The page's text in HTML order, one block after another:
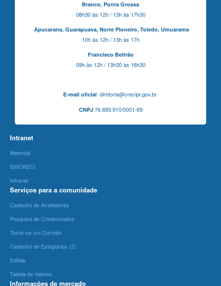
Branco, Ponta Grossa
08h30 às 12h / 13h às 17h30
Apucarana, Guarapuava, Norte Pioneiro, Toledo, Umuarama
10h às 12h / 13h às 17h
Francisco Beltrão
09h às 12h / 13h30 às 16h30
E-mail oficialdiretoria@crecipr.gov.br
CNPJ76.693.910/0001-69
Intranet
Webmail
SISCRECI
Intranet
Serviços para a comunidade
Cadastro de Avaliadores
Pesquisa de Credenciados
Torne-se um Corretor
Cadastro de Estagiários (2)
Editais
Tabela de Valores
Informações de mercado